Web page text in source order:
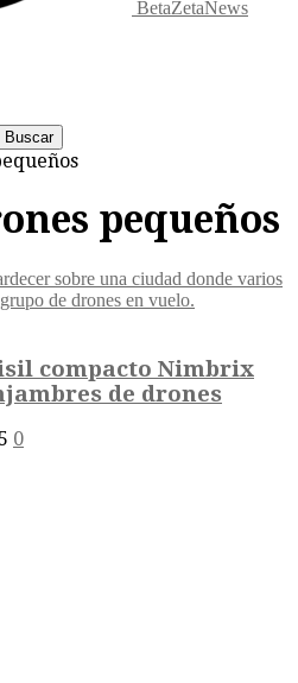
BetaZetaNews
pequeños
compacto Nimbrix
de drones
0